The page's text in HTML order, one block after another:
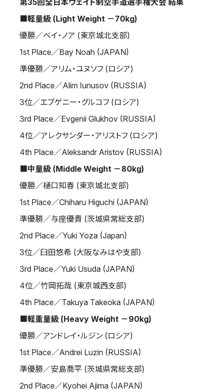
第35回全日本ウェイト制空手道選手権大会 結果
■軽量級 (Light Weight －70kg)
優勝／ベイ・ノア (東京城北支部)
1st Place／Bay Noah (JAPAN)
準優勝／アリム・ユヌソフ (ロシア)
2nd Place／Alim Iunusov (RUSSIA)
3位／エブゲニー・グルコフ (ロシア)
3rd Place／Evgenii Glukhov (RUSSIA)
4位／アレクサンダー・アリストフ (ロシア)
4th Place／Aleksandr Aristov (RUSSIA)
■中量級 (Middle Weight －80kg)
優勝／樋口知春 (東京城北支部)
1st Place／Chiharu Higuchi (JAPAN)
準優勝／与座優貴 (茨城県常総支部)
2nd Place／Yuki Yoza (Japan)
3位／臼田悠希 (大阪なみはや支部)
3rd Place／Yuki Usuda (JAPAN)
4位／竹岡拓哉 (東京城西支部)
4th Place／Takuya Takeoka (JAPAN)
■軽重量級 (Heavy Weight －90kg)
優勝／アンドレイ・ルジン (ロシア)
1st Place／Andrei Luzin (RUSSIA)
準優勝／安島喬平 (茨城県常総支部)
2nd Place／Kyohei Ajima (JAPAN)